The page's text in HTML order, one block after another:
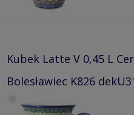
Kubek Latte V 0,45 L
Bolesławiec K826